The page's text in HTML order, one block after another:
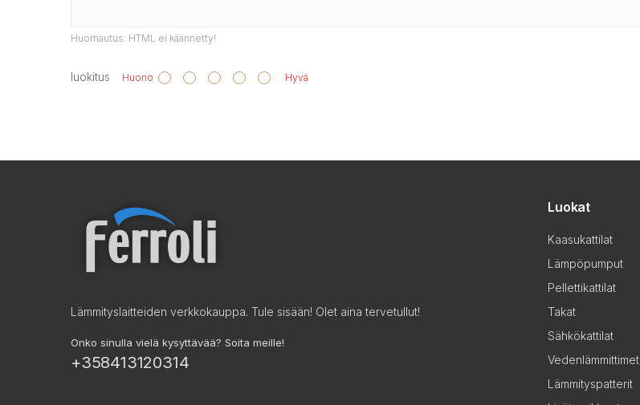
Huomautus: HTML ei käännetty!
luokitus Huono Hyvä
Lämmityslaitteiden verkkokauppa. Tule sisään! Olet aina tervetullut!
Onko sinulla vielä kysyttävää? Soita meille!
+358413120314
Luokat
Kaasukattilat
Lämpöpumput
Pellettikattilat
Takat
Sähkökattilat
Vedenlämmittimet
Lämmityspatterit